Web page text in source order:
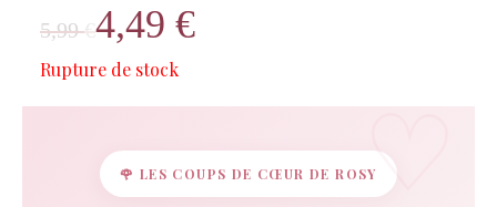
5,99
Le
prix
initial
était :
4,49 €
Le
prix
actuel
est :
Rupture de stock
🌹 LES COUPS DE CŒUR DE ROSY